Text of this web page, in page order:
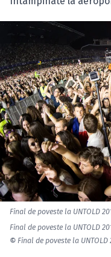
Final de poveste la UNTOLD
Final de poveste la UNTOLD
© Final de poveste la